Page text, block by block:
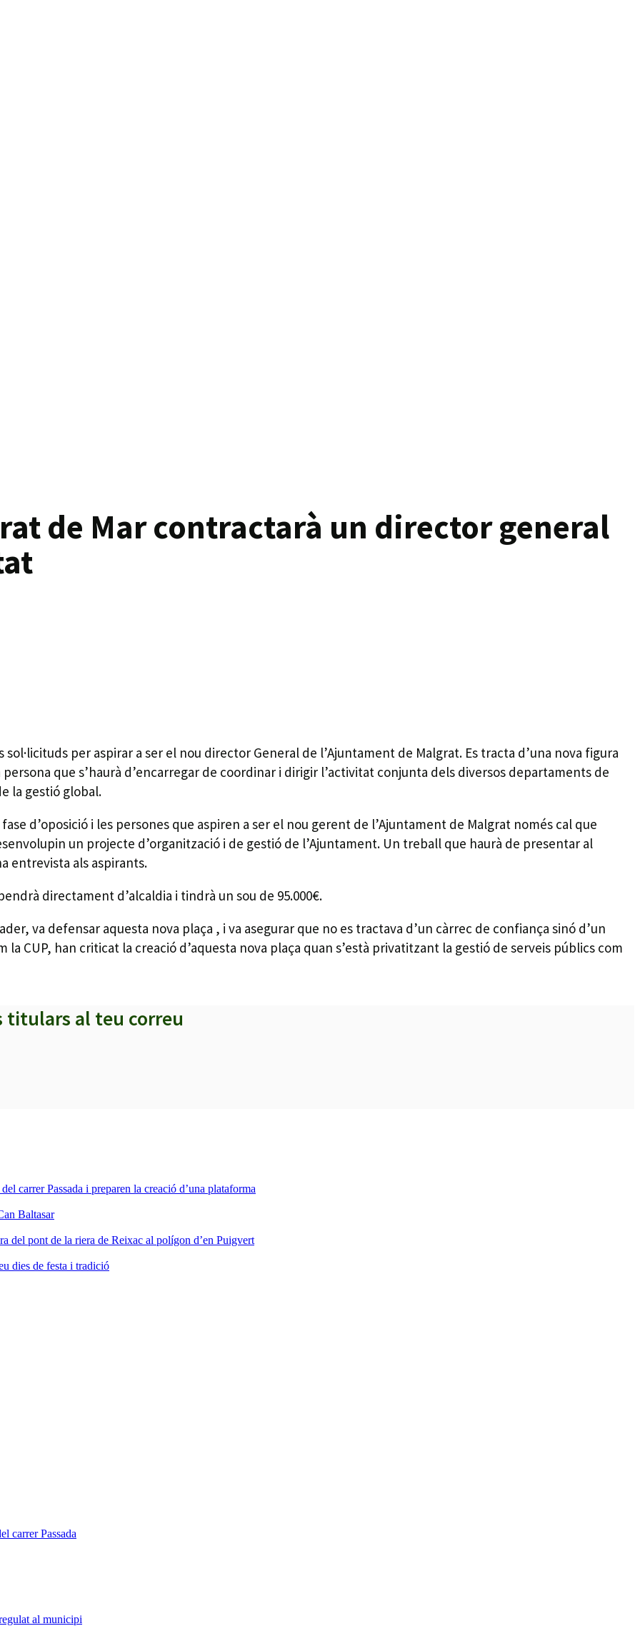
de Mar contractarà un director general
per aspirar a ser el nou director General de l’Ajuntament de Malgrat. Es tracta d’una nova figura
que s’haurà d’encarregar de coordinar i dirigir l’activitat conjunta dels diversos departaments de
la gestió global.
d’oposició i les persones que aspiren a ser el nou gerent de l’Ajuntament de Malgrat només cal que
un projecte d’organització i de gestió de l’Ajuntament. Un treball que haurà de presentar al
entrevista als aspirants.
directament d’alcaldia i tindrà un sou de 95.000€.
va defensar aquesta nova plaça , i va asegurar que no es tractava d’un càrrec de confiança sinó d’un
CUP, han criticat la creació d’aquesta nova plaça quan s’està privatitzant la gestió de serveis públics com
titulars al teu correu
carrer Passada i preparen la creació d’una plataforma
Baltasar
del pont de la riera de Reixac al polígon d’en Puigvert
dies de festa i tradició
carrer Passada
al municipi